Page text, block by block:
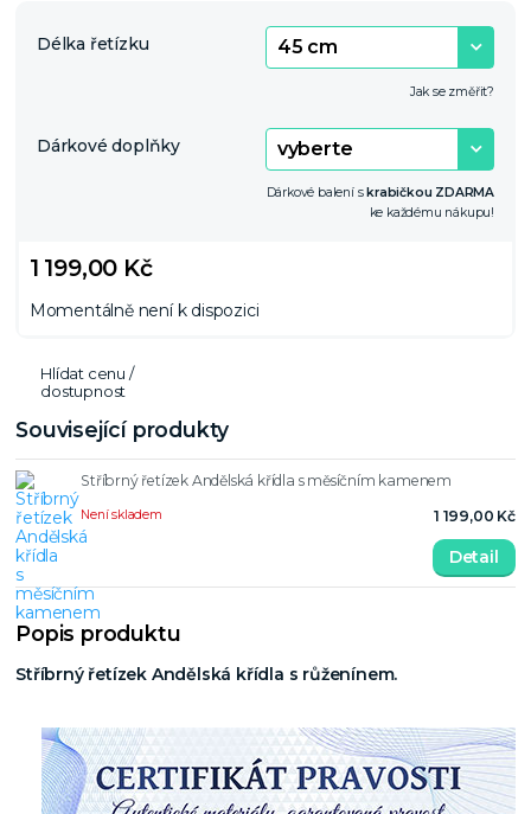
Délka řetízku
Jak se změřit?
Dárkové doplňky
Dárkové balení skrabičkou ZDARMA
ke každému nákupu!
1 199,00 Kč
Momentálně není k dispozici
Hlídat cenu /
dostupnost
Související produkty
Stříbrný řetízek Andělská křídla s měsíčním kamenem
1 199,00 Kč
Není skladem
Detail
Popis produktu
Stříbrný řetízek Andělská křídla s růženínem.